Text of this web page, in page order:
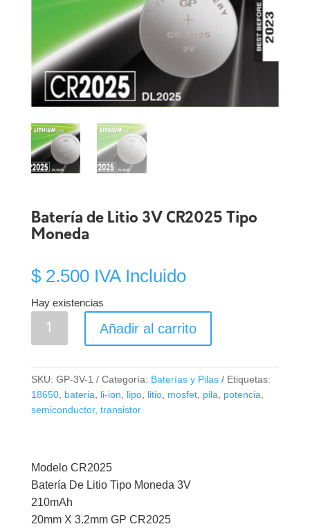
Batería de Litio 3V CR2025 Tipo
Moneda
$2.500 IVA Incluido
Hay existencias
Batería
3V
CR2025
Tipo
Añadir al carrito
SKU: GP-3V-1 Categoría: Baterías y Pilas
Etiquetas:
18650, bateria li-ion lipo, litio, mosfet, pila potencia
semiconductor, transistor
Modelo CR2025
Batería De Litio Tipo Moneda 3V
210mAh
20mm X 3.2mm GP CR2025